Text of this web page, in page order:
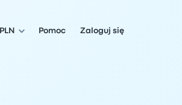
PLN Pomoc Zaloguj się